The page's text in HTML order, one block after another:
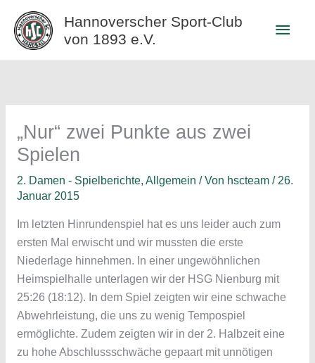
Inhalt
springen
Hannoverscher Sport-Club
von 1893 e.V.
„Nur“ zwei Punkte aus zwei
Spielen
2. Damen - Spielberichte, Allgemein / Von hscteam /26.
Januar 2015
Im letzten Hinrundenspiel hat es uns leider auch zum
ersten Mal erwischt und wir mussten die erste
Niederlage hinnehmen. In einer ungewöhnlichen
Heimspielhalle unterlagen wir der HSG Nienburg mit
25:26 (18:12). In dem Spiel zeigten wir eine schwache
Abwehrleistung, die uns zu wenig Tempospiel
ermöglichte. Zudem zeigten wir in der 2. Halbzeit eine
zu hohe Abschlussschwäche gepaart mit unnötigen